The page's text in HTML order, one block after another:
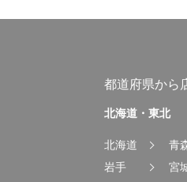
都道府県から
北海道・東北
北海道
青
岩手
宮